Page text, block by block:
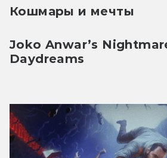
Кошмары и мечты
Joko Anwar’s
Daydreams